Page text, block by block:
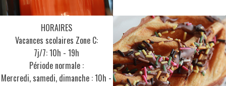
HORAIRES
Vacances scolaires Zone C:
7j/7: 10h - 19h
Période normale :
Mercredi, samedi, dimanche : 10h -